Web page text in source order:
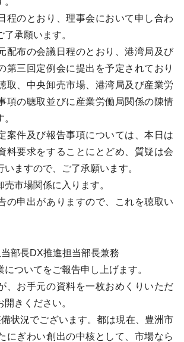
程のとおり、理事会において申し合わ
承願います。
配布の会議日程のとおり、港湾局及び
第三回定例会に提出を予定されており
取、中央卸売市場、港湾局及び産業労
項の聴取並びに産業労働局関係の陳情
案件及び報告事項については、本日は
料要求をすることにとどめ、質疑は会
ますので、ご了承願います。
市場関係に入ります。
の申出がありますので、これを聴取い
部長DX推進担当部長兼務
ついてをご報告申し上げます。
、お手元の資料を一枚おめくりいただ
きください。
状況でございます。都は現在、豊洲市
にぎわい創出の中核として、市場なら